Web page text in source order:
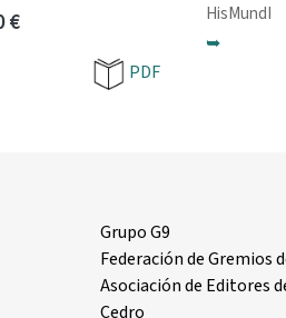
€
HisMundI
➥
PDF
Grupo G9
Federación de Gremios
Asociación de Editores
Cedro